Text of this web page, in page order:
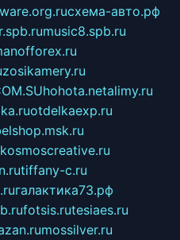
схема-авто.рф
music8.spb.ru
zosikamery.ru
hohota.netalimy.ru
otdelkaexp.ru
kosmoscreative.ru
tiffany-c.ru
галактика73.рф
fotsis.rutesiaes.ru
mossilver.ru